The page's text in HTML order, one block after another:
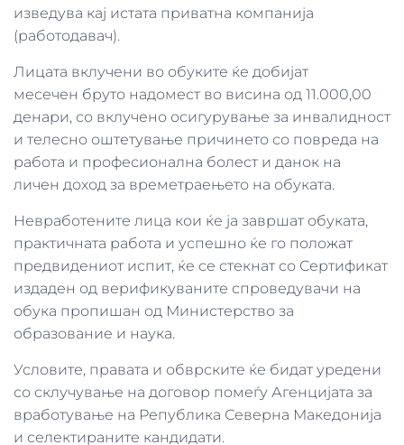
изведува кај истата приватна компанија
(работодавач).
Лицата вклучени во обуките ќе добијат
месечен бруто надомест во висина од 11.000,00
денари, со вклучено осигурување за инвалидност
и телесно оштетување причинето со повреда на
работа и професионалнa болест и данок на
личен доход за времетраењето на обуката.
Невработените лица кои ќе ја завршат обуката,
практичната работа и успешно ќе го положат
предвидениот испит, ќе се стекнат со Сертификат
издаден од верификуваните спроведувачи на
обука пропишан од Министерство за
образование и наука.
Условите, правата и обврските ќе бидат уредени
со склучување на договор помеѓу Агенцијата за
вработување на Република Северна Македонија
и селектираните кандидати.